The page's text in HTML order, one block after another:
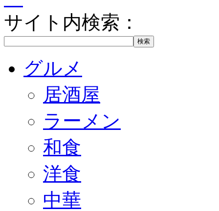
サイト内検索：
グルメ
居酒屋
ラーメン
和食
洋食
中華